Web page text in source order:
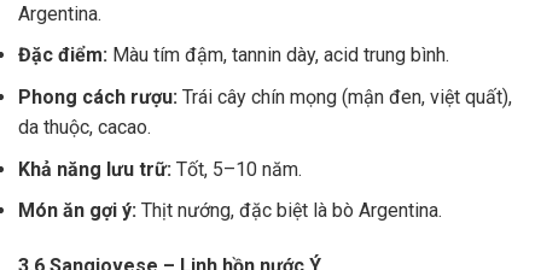
Argentina.
Đặc điểm: Màu tím đậm, tannin dày, acid trung bình.
Phong cách rượu: Trái cây chín mọng (mận đen, việt quất),
da thuộc, cacao.
Khả năng lưu trữ: Tốt, 5–10 năm.
Món ăn gợi ý: Thịt nướng, đặc biệt là bò Argentina.